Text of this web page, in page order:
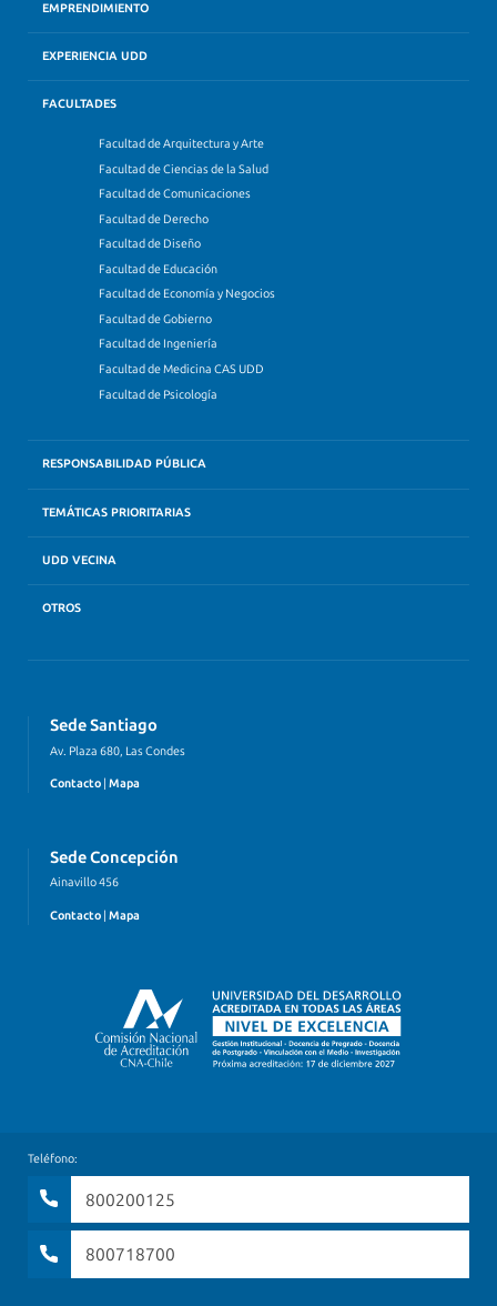
EMPRENDIMIENTO
EXPERIENCIA UDD
FACULTADES
Facultad de Arquitectura y Arte
Facultad de Ciencias de la Salud
Facultad de Comunicaciones
Facultad de Derecho
Facultad de Diseño
Facultad de Educación
Facultad de Economía y Negocios
Facultad de Gobierno
Facultad de Ingeniería
Facultad de Medicina CAS UDD
Facultad de Psicología
RESPONSABILIDAD PÚBLICA
TEMÁTICAS PRIORITARIAS
UDD VECINA
OTROS
Sede Santiago
Av. Plaza 680, Las Condes
Contacto | Mapa
Sede Concepción
Ainavillo 456
Contacto | Mapa
Teléfono:
800200125
800718700